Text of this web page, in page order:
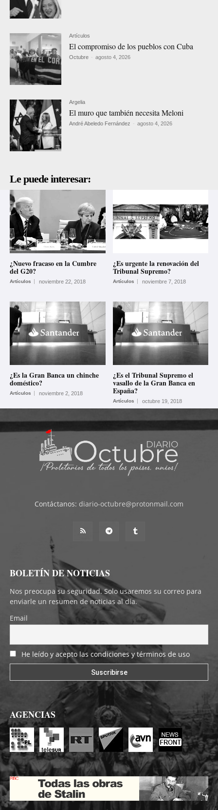
Artículos
El compromiso de los pueblos con Cuba
Octubre - agosto 4, 2026
Argelia
El muro que también necesita Meloni
André Abeledo Fernández - agosto 4, 2026
Le puede interesar:
¿Nuevo fracaso en la Cumbre
del G20?
Artículos noviembre 22, 2018
¿Es urgente la renovación del
Tribunal Supremo?
Artículos noviembre 7, 2018
¿Es la Gran Banca un chinche
doméstico?
Artículos noviembre 2, 2018
¿Es el Tribunal Supremo el
vasallo de la Gran Banca en
España?
Artículos octubre 19, 2018
Contáctanos: diario-octubre@protonmail.com
BOLETÍN DE NOTICIAS
Nos preocupa su seguridad. Solo usaremos su correo para
enviarle un resumen de noticias al día.
Email
He leído y acepto las condiciones y términos de uso
AGENCIAS